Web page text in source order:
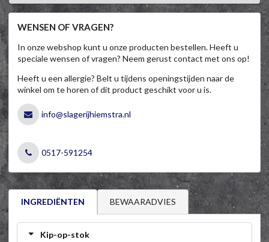
WENSEN OF VRAGEN?
In onze webshop kunt u onze producten bestellen. Heeft u
speciale wensen of vragen? Neem gerust contact met ons op!
Heeft u een allergie? Belt u tijdens openingstijden naar de
winkel om te horen of dit product geschikt voor u is.
info@slagerijhiemstra.nl
0517-591254
INGREDIËNTEN BEWAARADVIES
Kip-op-stok